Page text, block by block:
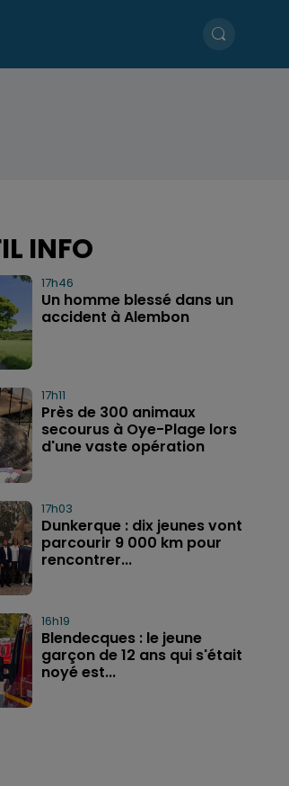
INFO
17h46
Un homme blessé dans un
accident à Alembon
17h11
Près de 300 animaux
secourus à Oye-Plage lors
d'une vaste opération
17h03
Dunkerque : dix jeunes vont
parcourir 9 000 km pour
rencontrer...
16h19
Blendecques : le jeune
garçon de 12 ans qui s'était
noyé est...